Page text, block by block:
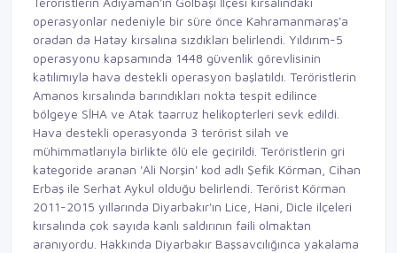
operasyonlar nedeniyle bir süre önce Kahramanmaraş'a
oradan da Hatay kırsalına sızdıkları belirlendi. Yıldırım-5
operasyonu kapsamında 1448 güvenlik görevlisinin
katılımıyla hava destekli operasyon başlatıldı. Teröristlerin
Amanos kırsalında barındıkları nokta tespit edilince
bölgeye SİHA ve Atak taarruz helikopterleri sevk edildi.
Hava destekli operasyonda 3 terörist silah ve
mühimmatlarıyla birlikte ölü ele geçirildi. Teröristlerin gri
kategoride aranan 'Ali Norşin' kod adlı Şefik Körman, Cihan
Erbaş ile Serhat Aykul olduğu belirlendi. Terörist Körman
2011-2015 yıllarında Diyarbakır'ın Lice, Hani, Dicle ilçeleri
kırsalında çok sayıda kanlı saldırının faili olmaktan
aranıyordu. Hakkında Diyarbakır Başsavcılığınca yakalama